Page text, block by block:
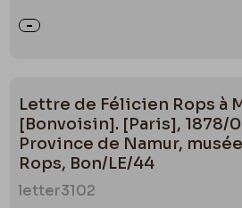
Lettre de Félicien Rops à
[Bonvoisin]. [Paris], 1878/
Province de Namur,
Rops, Bon/LE/44
letter3102